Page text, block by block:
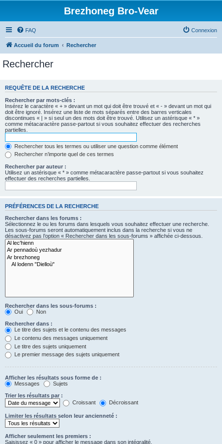
Brezhoneg Bro-Vear
FAQ Connexion
Accueil du forum Rechercher
Rechercher
REQUÊTE DE LA RECHERCHE
Rechercher par mots-clés :
Insérez le caractère « + » devant un mot qui doit être trouvé et « - » devant un mot qui
doit être ignoré. Insérez une liste de mots séparés entre des barres verticales
discontinues « | » si seul un des mots doit être trouvé. Utilisez un astérisque « * »
comme métacaractère passe-partout si vous souhaitez effectuer des recherches
partielles.
Rechercher tous les termes ou utiliser une question comme élément
Rechercher n’importe quel de ces termes
Rechercher par auteur :
Utilisez un astérisque « * » comme métacaractère passe-partout si vous souhaitez
effectuer des recherches partielles.
PRÉFÉRENCES DE LA RECHERCHE
Rechercher dans les forums :
Sélectionnez le ou les forums dans lesquels vous souhaitez effectuer une recherche.
Les sous-forums seront automatiquement inclus dans la recherche si vous ne
désactivez pas l’option « Rechercher dans les sous-forums » affichée ci-dessous.
Rechercher dans les sous-forums :
Oui
Non
Rechercher dans :
Le titre des sujets et le contenu des messages
Le contenu des messages uniquement
Le titre des sujets uniquement
Le premier message des sujets uniquement
Afficher les résultats sous forme de :
Messages
Sujets
Trier les résultats par :
Croissant
Décroissant
Limiter les résultats selon leur ancienneté :
Afficher seulement les premiers :
Saisissez « 0 » pour afficher le message dans son intégralité.